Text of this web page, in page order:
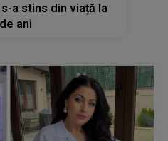
a stins din viață la
ani